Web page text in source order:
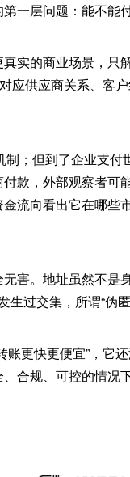
一层问题：能不能
实的商业场景，
应供应商关系、客
；但到了企业支
款，外部观察者可
流向看出它在哪些
害。地址虽然不是
过交集，所谓“伪匿
账更快更便宜”，它
合规、可控的情况下